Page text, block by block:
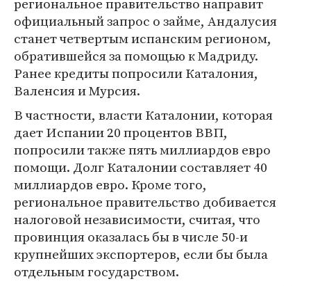
официальный запрос о займе, Андалусия
станет четвертым испанским регионом,
обратившейся за помощью к Мадриду.
Ранее кредиты попросили Каталония,
Валенсия и Мурсия.
В частности, власти Каталонии, которая
дает Испании 20 процентов ВВП,
попросили также пять миллиардов евро
помощи. Долг Каталонии составляет 40
миллиардов евро. Кроме того,
региональное правительство добивается
налоговой независимости, считая, что
провинция оказалась бы в числе 50-и
крупнейших экспортеров, если бы была
отдельным государством.